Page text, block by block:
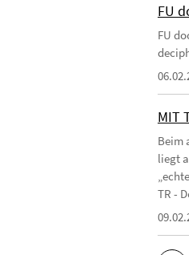
FU
FU
MIT
Beim
liegt
TR -